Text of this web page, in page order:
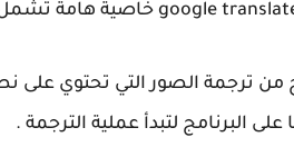
من ترجمة الصور التي تحتوي
البرنامج لتبدأ عملية الترجمة .